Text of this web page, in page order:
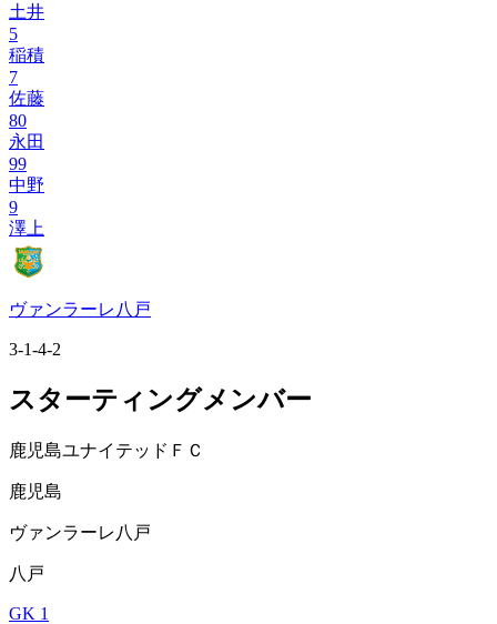
土井
5
稲積
7
佐藤
80
永田
99
中野
9
澤上
ヴァンラーレ八戸
3-1-4-2
スターティングメンバー
鹿児島ユナイテッドＦＣ
鹿児島
ヴァンラーレ八戸
八戸
GK 1